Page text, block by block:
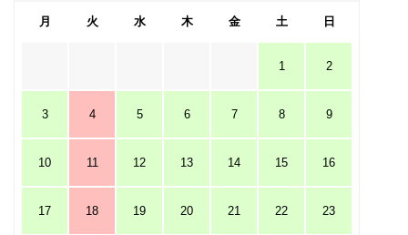
月 火 水 木 金 土 日
1 2
3 4 5 6 7 8 9
10 11 12 13 14 15 16
17 18 19 20 21 22 23